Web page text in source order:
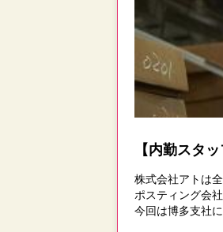
【内勤スタ
株式会社アトは
ポスティング会社
今回は博多支社